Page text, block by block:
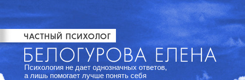
Психология не дает однозначных ответов,
а лишь помогает лучше понять себя